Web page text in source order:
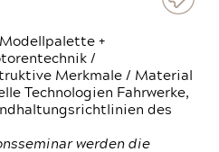
Modellpalette +
/
Merkmale / Material
Technologien Fahrwerke,
des
werden die